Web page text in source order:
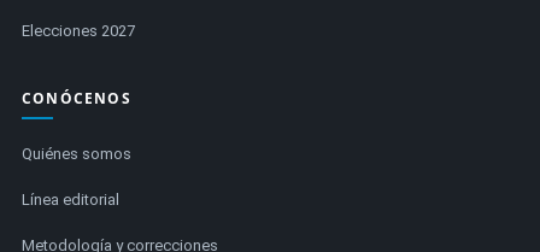
Elecciones 2027
CONÓCENOS
Quiénes somos
Línea editorial
Metodología y correcciones